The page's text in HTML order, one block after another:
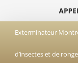
contenuExterminateur
d’insectes et de